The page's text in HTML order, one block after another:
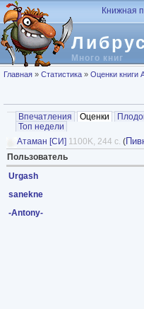
Перейти к основному содержанию
Много книг
Книжная
Вы здесь
Главная » Статистика » Оценки книги
Главные вкладки
Впечатления Оценки
Топ недели
Атаман [СИ] 1100K, 244 с. (
Пользователь
Urgash
sanekne
-Antony-